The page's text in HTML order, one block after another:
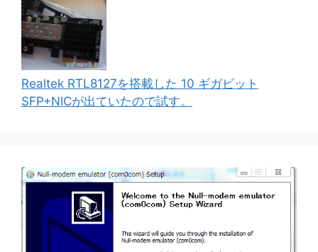
Realtek RTL8127を搭載した 10 ギガビット
SFP+NICが出ていたので試す。